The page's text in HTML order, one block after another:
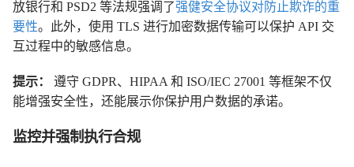
放银行和 PSD2 等法规强调了强健安全协议对防止欺诈的重
要性。此外，使用 TLS 进行加密数据传输可以保护 API 交
互过程中的敏感信息。
提示：
遵守 GDPR、HIPAA 和 ISO/IEC 27001 等框架不仅
能增强安全性，还能展示你保护用户数据的承诺。
监控并强制执行合规